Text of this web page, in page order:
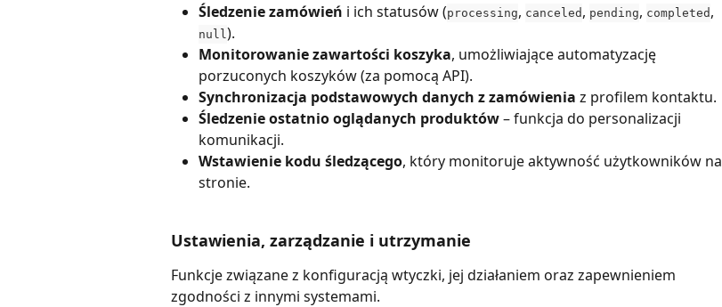
Śledzenie zamówień i ich statusów (processing, canceled , pending, completed ,
null ).
Monitorowanie zawartości koszyka, umożliwiające automatyzację
porzuconych koszyków (za pomocą API).
Synchronizacja podstawowych danych z zamówienia z profilem kontaktu.
Śledzenie ostatnio oglądanych produktów – funkcja do personalizacji
komunikacji.
Wstawienie kodu śledzącego, który monitoruje aktywność użytkowników na
stronie.
Ustawienia, zarządzanie i utrzymanie
Funkcje związane z konfiguracją wtyczki, jej działaniem oraz zapewnieniem
zgodności z innymi systemami.